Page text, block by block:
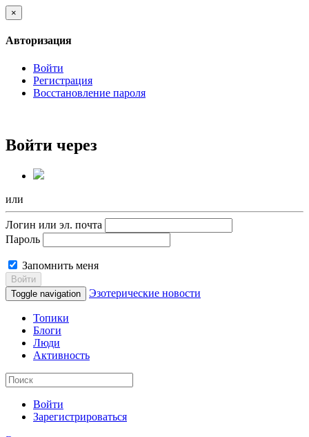
×
Авторизация
Войти
Регистрация
Восстановление пароля
Войти через
или
Логин или эл. почта
Пароль
Запомнить меня
Войти
Toggle navigation
Эзотерические новости
Топики
Блоги
Люди
Активность
Войти
Зарегистрироваться